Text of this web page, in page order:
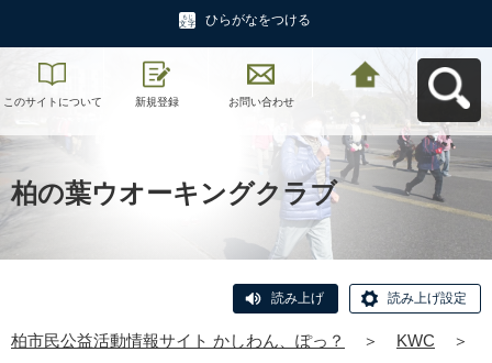
ひらがなをつける
このサイトについて 新規登録 お問い合わせ
サイト かしわん、ぽ
っ？へ戻る
柏の葉ウオーキングクラブ
読み上げ 読み上げ設定
柏市民公益活動情報サイト かしわん、ぽっ？ ＞ KWC
＞